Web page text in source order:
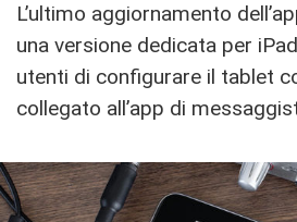
L’ultimo aggiornamento
una versione dedicata per
utenti di configurare il tablet
collegato all’app di